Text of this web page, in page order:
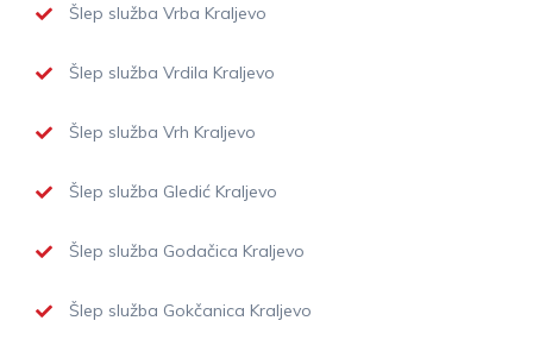
Šlep služba Vrba Kraljevo
Šlep služba Vrdila Kraljevo
Šlep služba Vrh Kraljevo
Šlep služba Gledić Kraljevo
Šlep služba Godačica Kraljevo
Šlep služba Gokčanica Kraljevo